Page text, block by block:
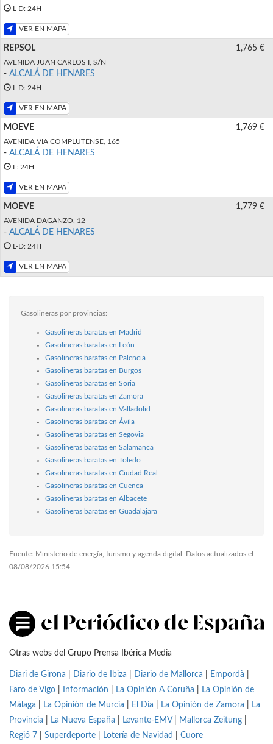
L-D: 24H
VER EN MAPA
REPSOL
AVENIDA JUAN CARLOS I, S/N
- ALCALÁ DE HENARES
L-D: 24H
VER EN MAPA
1,765 €
MOEVE
AVENIDA VIA COMPLUTENSE, 165
- ALCALÁ DE HENARES
L: 24H
VER EN MAPA
1,769 €
MOEVE
AVENIDA DAGANZO, 12
- ALCALÁ DE HENARES
L-D: 24H
VER EN MAPA
1,779 €
Gasolineras por provincias:
Gasolineras baratas en Madrid
Gasolineras baratas en León
Gasolineras baratas en Palencia
Gasolineras baratas en Burgos
Gasolineras baratas en Soria
Gasolineras baratas en Zamora
Gasolineras baratas en Valladolid
Gasolineras baratas en Ávila
Gasolineras baratas en Segovia
Gasolineras baratas en Salamanca
Gasolineras baratas en Toledo
Gasolineras baratas en Ciudad Real
Gasolineras baratas en Cuenca
Gasolineras baratas en Albacete
Gasolineras baratas en Guadalajara
Fuente: Ministerio de energía, turismo y agenda digital. Datos actualizados el
08/08/2026 15:54
Otras webs del Grupo Prensa Ibérica Media
Diari de Girona Diario de Ibiza Diario de Mallorca Empordà
Faro de Vigo
Información La Opinión A Coruña
La Opinión de
Málaga
La Opinión de Murcia El Día La Opinión de Zamora
La
Provincia
La Nueva España Levante-EMV| Mallorca Zeitung
Regió 7
Superdeporte Lotería de Navidad Cuore